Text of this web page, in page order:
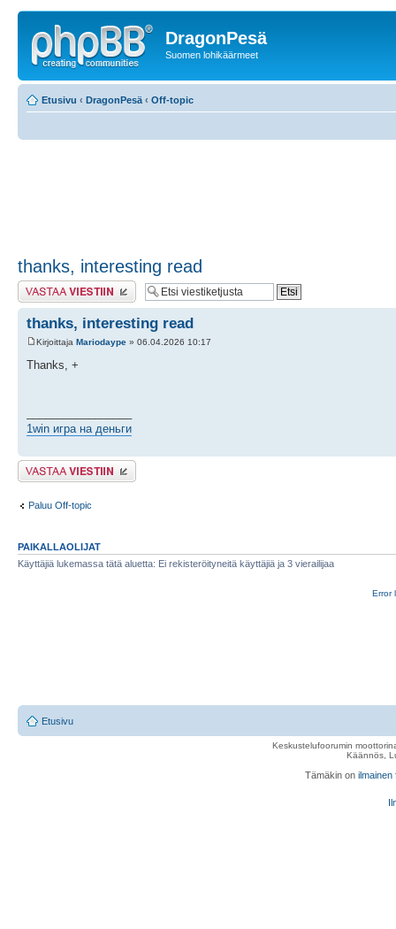
DragonPesä
Suomen lohikäärmeet
Etusivu ‹ DragonPesä ‹ Off-topic
thanks, interesting read
Lähetä vastaus
thanks, interesting read
Kirjoittaja Mariodaype » 06.04.2026 10:17
Thanks, +
1win игра на деньги
Lähetä vastaus
Paluu Off-topic
PAIKALLAOLIJAT
Käyttäjiä lukemassa tätä aluetta: Ei rekisteröityneitä käyttäjiä ja 3 vierailijaa
Error
Etusivu
Keskustelufoorumin
Käännös,
Tämäkin on ilmainen